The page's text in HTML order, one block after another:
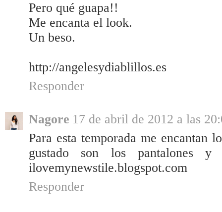
Pero qué guapa!!
Me encanta el look.
Un beso.
http://angelesydiablillos.es
Responder
Nagore 17 de abril de 2012 a las
Para esta temporada me encantan
gustado son los pantalones
ilovemynewstile.blogspot.com
Responder